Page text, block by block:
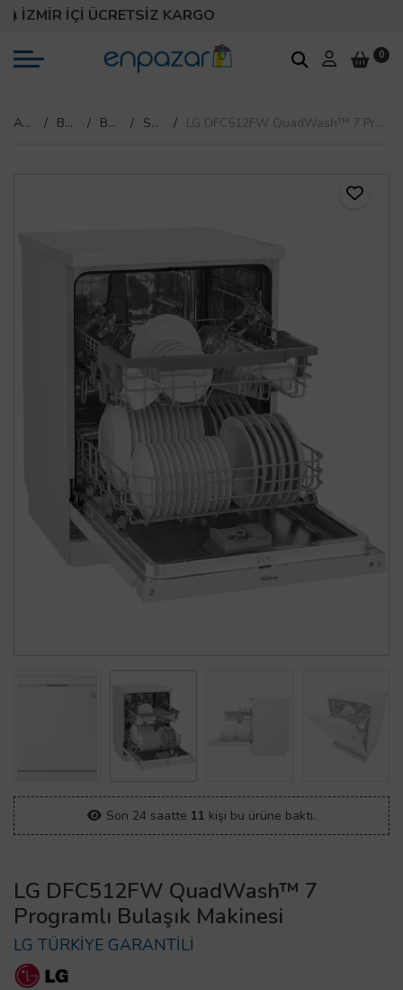
İÇİ ÜCRETSİZ KARGO
0
Anasayfa Beyaz Eşya Bulaşık Makinesi Solo Bulaşık Makinesi LG DFC512FW QuadWash™ 7 Programlı Bulaşık Makinesi
Son 24 saatte 11 kişi bu ürüne baktı.
LG DFC512FW QuadWash™ 7
Programlı Bulaşık Makinesi
LG TÜRKİYE GARANTİLİ